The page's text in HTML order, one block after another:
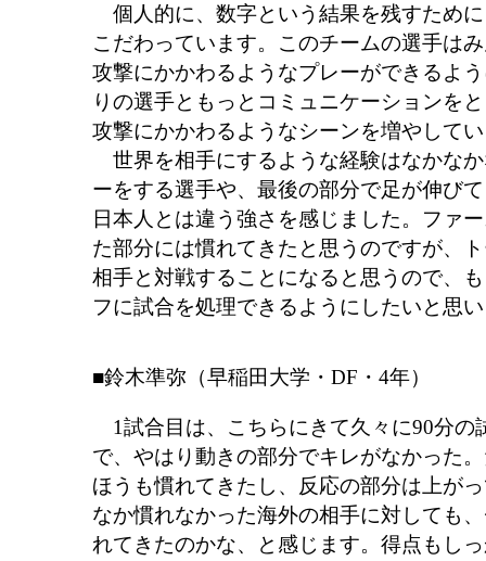
個人的に、数字という結果を残すため
こだわっています。このチームの選手は
攻撃にかかわるようなプレーができるよ
りの選手ともっとコミュニケーションを
攻撃にかかわるようなシーンを増やして
世界を相手にするような経験はなかな
ーをする選手や、最後の部分で足が伸び
日本人とは違う強さを感じました。ファ
た部分には慣れてきたと思うのですが、
相手と対戦することになると思うので、
フに試合を処理できるようにしたいと思
■鈴木準弥（早稲田大学・DF・4年）
1試合目は、こちらにきて久々に90分の
で、やはり動きの部分でキレがなかった
ほうも慣れてきたし、反応の部分は上が
なか慣れなかった海外の相手に対しても
れてきたのかな、と感じます。得点もし